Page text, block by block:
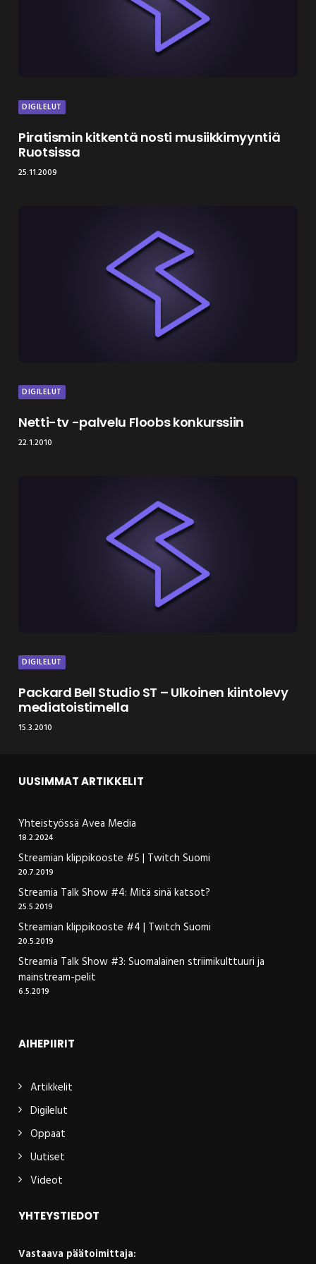
DIGILELUT
Piratismin kitkentä nosti musiikkimyyntiä
Ruotsissa
25.11.2009
DIGILELUT
Netti-tv -palvelu Floobs konkurssiin
22.1.2010
DIGILELUT
Packard Bell Studio ST – Ulkoinen kiintolevy
mediatoistimella
15.3.2010
UUSIMMAT ARTIKKELIT
Yhteistyössä Avea Media
18.2.2024
Streamian klippikooste #5 | Twitch Suomi
20.7.2019
Streamia Talk Show #4: Mitä sinä katsot?
25.5.2019
Streamian klippikooste #4 | Twitch Suomi
20.5.2019
Streamia Talk Show #3: Suomalainen striimikulttuuri ja
mainstream-pelit
6.5.2019
AIHEPIIRIT
Artikkelit
Digilelut
Oppaat
Uutiset
Videot
YHTEYSTIEDOT
Vastaava päätoimittaja: